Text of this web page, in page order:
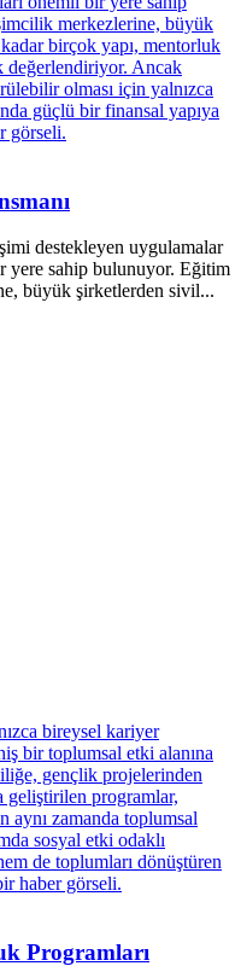
destekleyen uygulamalar
yere sahip bulunuyor. Eğitim
büyük şirketlerden sivil...
Programları